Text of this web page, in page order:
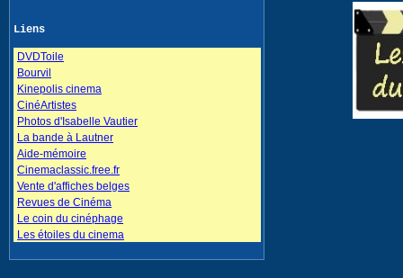
Liens
DVDToile
Bourvil
Kinepolis cinema
CinéArtistes
Photos d'Isabelle Vautier
La bande à Lautner
Aide-mémoire
Cinemaclassic.free.fr
Vente d'affiches belges
Revues de Cinéma
Le coin du cinéphage
Les étoiles du cinema